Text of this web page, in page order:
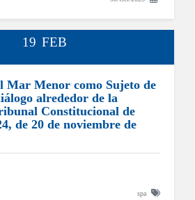
19 FEB
Mar Menor como Sujeto de
alrededor de la
Constitucional de
de 20 de noviembre de
spa